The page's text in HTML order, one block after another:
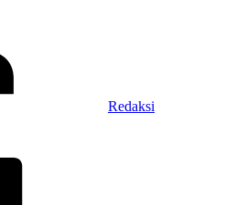
Redaksi